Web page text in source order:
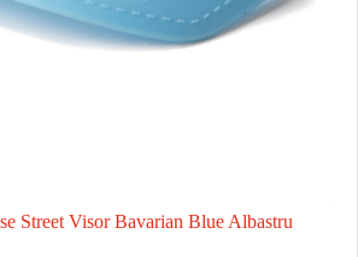
Street Visor Bavarian Blue Albastru